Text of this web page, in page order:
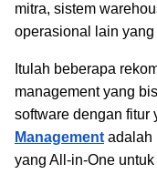
mitra, sistem
operasional lain
Itulah beberapa
management yang
software dengan fitur
Management adalah
yang All-in-One